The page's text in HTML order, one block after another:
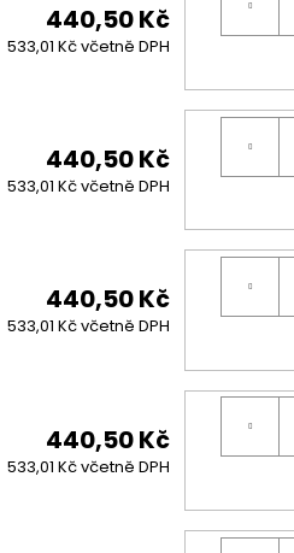
440,50 Kč
533,01 Kč včetně DPH
440,50 Kč
533,01 Kč včetně DPH
440,50 Kč
533,01 Kč včetně DPH
440,50 Kč
533,01 Kč včetně DPH